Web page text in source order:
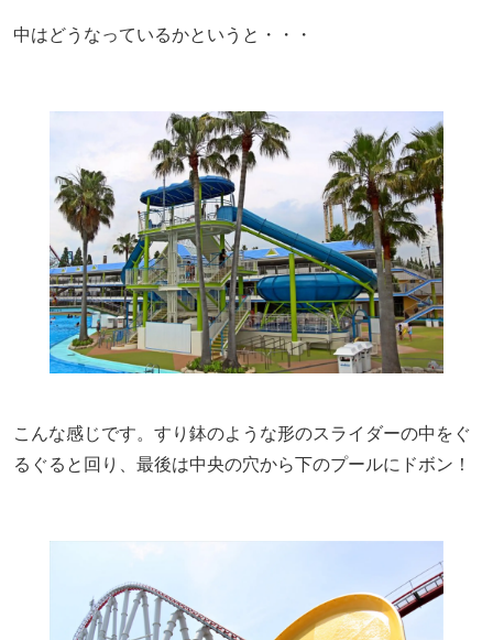
中はどうなっているかというと・・・
こんな感じです。すり鉢のような形のスライダーの中をぐ
るぐると回り、最後は中央の穴から下のプールにドボン！